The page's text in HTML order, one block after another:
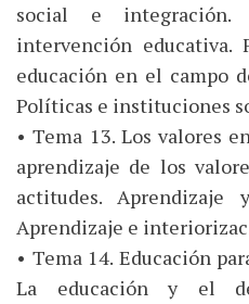
social e integración.
intervención educativa.
educación en el campo
Políticas e instituciones
• Tema 13. Los valores
aprendizaje de los
actitudes. Aprendizaje
Aprendizaje e
• Tema 14. Educación
La educación y el